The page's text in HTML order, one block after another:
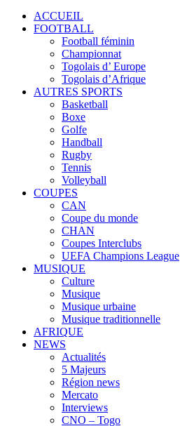
ACCUEIL
FOOTBALL
Football féminin
Championnat
Togolais d’ Europe
Togolais d’Afrique
AUTRES SPORTS
Basketball
Boxe
Golfe
Handball
Rugby
Tennis
Volleyball
COUPES
CAN
Coupe du monde
CHAN
Coupes Interclubs
UEFA Champions League
MUSIQUE
Culture
Musique
Musique urbaine
Musique traditionnelle
AFRIQUE
NEWS
Actualités
5 Majeurs
Région news
Mercato
Interviews
CNO – Togo